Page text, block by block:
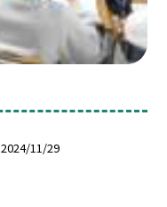
2024/11/29